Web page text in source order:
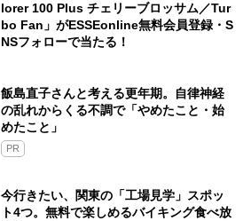
lorer 100 Plus チェリーブロッサム／Tur
bo Fan」がESSEonline無料会員登録・S
NSフォローで当たる！
飯島直子さんと考える更年期。自律神経
の乱れからくる不調で「やめたこと・始
めたこと」
PR
今行きたい、関東の「工場見学」スポッ
ト4つ。無料で楽しめるバイキング食べ放